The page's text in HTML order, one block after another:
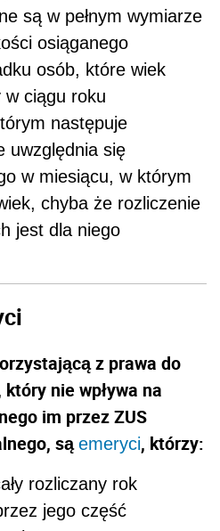
są w pełnym wymiarze
osiąganego
osób, które wiek
w ciągu roku
następuje
uwzględnia się
w miesiącu, w którym
chyba że rozliczenie
jest dla niego
z prawa do
nie wpływa na
im przez ZUS
sąemeryci, którzy:
rozliczany rok
jego część